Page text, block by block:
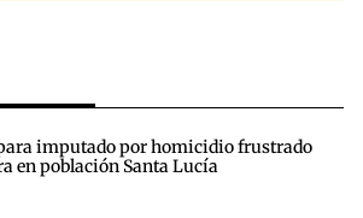
imputado por homicidio frustrado
en población Santa Lucía